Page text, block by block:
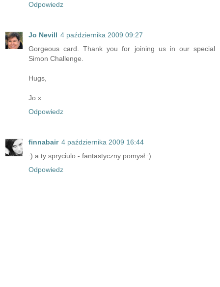
Odpowiedz
Jo Nevill 4 października 2009 09:27
Gorgeous card. Thank you for joining us in our special
Simon Challenge.
Hugs,
Jo x
Odpowiedz
finnabair 4 października 2009 16:44
:) a ty spryciulo - fantastyczny pomysł :)
Odpowiedz